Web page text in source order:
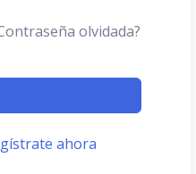
olvidada?
ahora